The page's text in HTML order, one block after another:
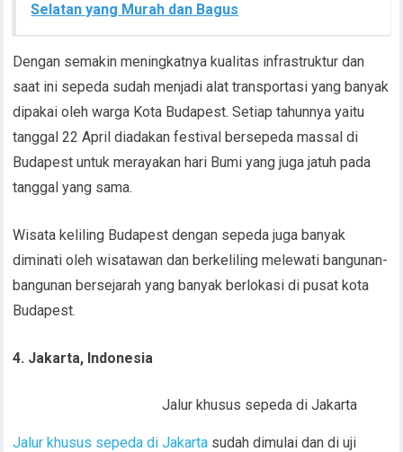
Selatan yang Murah dan Bagus
Dengan semakin meningkatnya kualitas infrastruktur dan
saat ini sepeda sudah menjadi alat transportasi yang banyak
dipakai oleh warga Kota Budapest. Setiap tahunnya yaitu
tanggal 22 April diadakan festival bersepeda massal di
Budapest untuk merayakan hari Bumi yang juga jatuh pada
tanggal yang sama.
Wisata keliling Budapest dengan sepeda juga banyak
diminati oleh wisatawan dan berkeliling melewati bangunan-
bangunan bersejarah yang banyak berlokasi di pusat kota
Budapest.
4. Jakarta, Indonesia
Jalur khusus sepeda di Jakarta
Jalur khusus sepeda di Jakarta sudah dimulai dan di uji